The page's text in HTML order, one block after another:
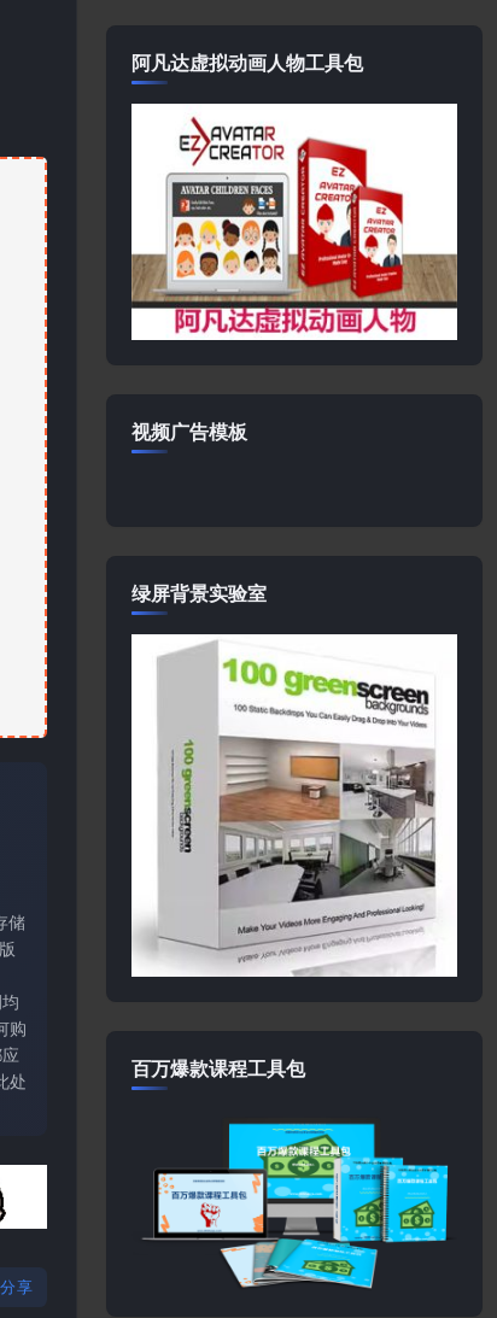
储
购
处
分享
阿凡达虚拟动画人物工具包
视频广告模板
绿屏背景实验室
百万爆款课程工具包